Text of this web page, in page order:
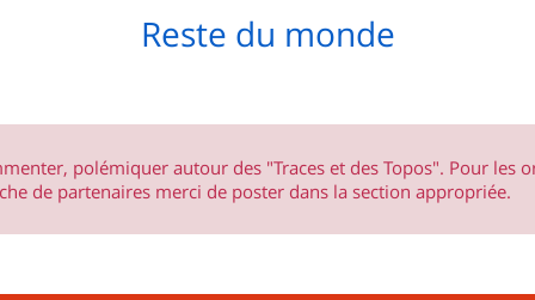
Reste du monde
polémiquer autour des "Traces et des Topos". Pour les
de partenaires merci de poster dans la section appropriée.